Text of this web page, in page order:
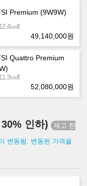
Premium (9W9W)
㎞/ℓ
49,140,000원
Quattro Premium
㎞/ℓ
52,080,000원
인하)
변동됨. 변동된 가격을